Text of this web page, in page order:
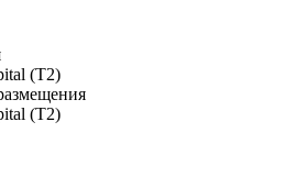
(доходность)
(T2)